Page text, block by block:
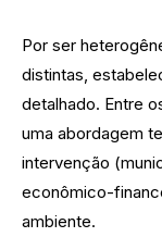
Por ser
distintas,
detalhado. Entre
uma abordagem
intervenção
econômico-
ambiente.